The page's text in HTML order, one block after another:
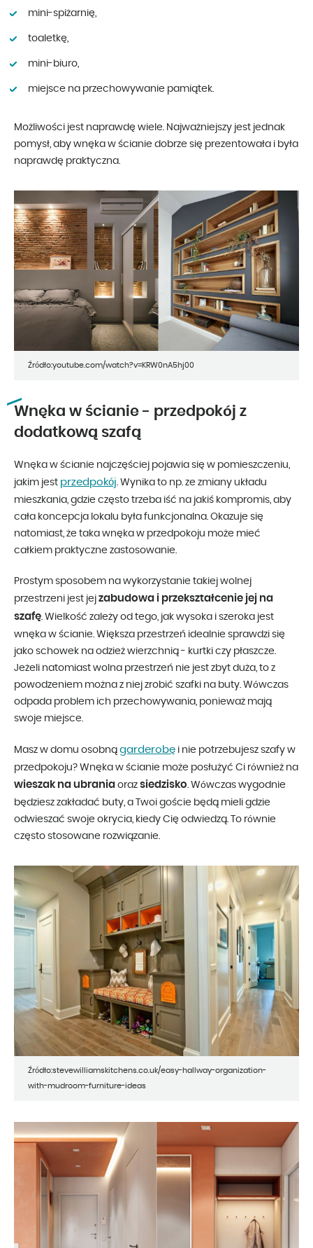
mini-spiżarnię,
toaletkę,
mini-biuro,
miejsce na przechowywanie pamiątek.
Możliwości jest naprawdę wiele. Najważniejszy jest jednak
pomysł, aby wnęka w ścianie dobrze się prezentowała i była
naprawdę praktyczna.
Źródło:youtube.com/watch?v=KRW0nA5hj00
Wnęka w ścianie - przedpokój z
dodatkową szafą
Wnęka w ścianie najczęściej pojawia się w pomieszczeniu,
jakim jest przedpokój. Wynika to np. ze zmiany układu
mieszkania, gdzie często trzeba iść na jakiś kompromis, aby
cała koncepcja lokalu była funkcjonalna. Okazuje się
natomiast, że taka wnęka w przedpokoju może mieć
całkiem praktyczne zastosowanie.
Prostym sposobem na wykorzystanie takiej wolnej
przestrzeni jest jej zabudowa i przekształcenie jej na
szafę. Wielkość zależy od tego, jak wysoka i szeroka jest
wnęka w ścianie. Większa przestrzeń idealnie sprawdzi się
jako schowek na odzież wierzchnią - kurtki czy płaszcze.
Jeżeli natomiast wolna przestrzeń nie jest zbyt duża, to z
powodzeniem można z niej zrobić szafki na buty. Wówczas
odpada problem ich przechowywania, ponieważ mają
swoje miejsce.
Masz w domu osobną garderobę i nie potrzebujesz szafy w
przedpokoju? Wnęka w ścianie może posłużyć Ci również na
wieszak na ubrania oraz siedzisko. Wówczas wygodnie
będziesz zakładać buty, a Twoi goście będą mieli gdzie
odwieszać swoje okrycia, kiedy Cię odwiedzą. To równie
często stosowane rozwiązanie.
Źródło:stevewilliamskitchens.co.uk/easy-hallway-organization-
with-mudroom-furniture-ideas